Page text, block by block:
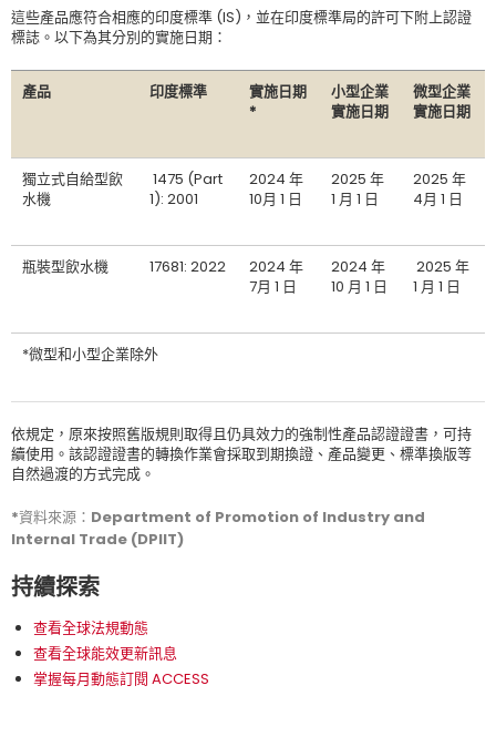
這些產品應符合相應的印度標準 (IS)，並在印度標準局的許可下附上認證
標誌。以下為其分別的實施日期：
產品 印度標準
實施日期
*
小型企業
實施日期
微型企業
實施日期
獨立式自給型飲
水機
1475 (Part
1): 2001
2024 年
10月 1 日
2025 年
1 月 1 日
2025 年
4月 1 日
瓶裝型飲水機 17681: 2022
2024 年
7月 1 日
2024 年
10 月 1 日
2025 年
1 月 1 日
*微型和小型企業除外
依規定，原來按照舊版規則取得且仍具效力的強制性產品認證證書，可持
續使用。該認證證書的轉換作業會採取到期換證、產品變更、標準換版等
自然過渡的方式完成。
*資料來源：Department of Promotion of Industry and
Internal Trade (DPIIT)
持續探索
查看全球法規動態
查看全球能效更新訊息
掌握每月動態訂閱 ACCESS